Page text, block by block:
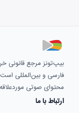
بیپ‌تونز مرجع
فارسی و بین‌المللی است.
محتوای صوتی
ارتباط با ما